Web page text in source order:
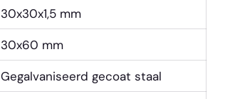
30x30x1,5 mm
30x60 mm
Gegalvaniseerd gecoat staal